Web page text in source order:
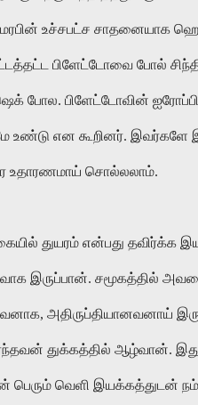
உச்சபட்ச சாதனையாக
பிளேட்டோவை போல்
போல. பிளேட்டோவின்
உண்டு என கூறினர். இவர்களே
உதாரணமாய் சொல்லலாம்.
துயரம் என்பது தவிர்க்க
இருப்பான்.
அதிருப்தியானவனாய்
துக்கத்தில் ஆழ்வான். இது
பெரும் வெளி இயக்கத்துடன்